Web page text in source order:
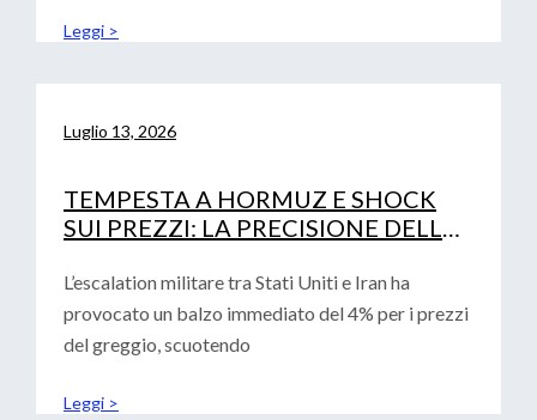
Leggi >
Luglio 13, 2026
TEMPESTA A HORMUZ E SHOCK
SUI PREZZI: LA PRECISIONE DELLE
FINANZIARIA AZIENDALE
L’escalation militare tra Stati Uniti e Iran ha
provocato un balzo immediato del 4% per i prezzi
del greggio, scuotendo
Leggi >